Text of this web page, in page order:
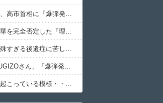
【ガチ】キャスターの大越健介、高市首相に『爆弾発言』をしてしまう！！！！！
【悲報】リュウジ氏、冷やし中華を完全否定した『理由』、ガチでヤバイ・・・・・・
【悲報】ケンコバがコロナの特殊すぎる後遺症に苦しんでいる模様…お前らの周りにもこんな奴いる？
【悲報】大物ミュージシャンSUGIZOさん、『爆弾発言』キタァアアアアアーーーーーー！！
【衝撃】ブラジルで『異変』が起こっている模様・・・・・・